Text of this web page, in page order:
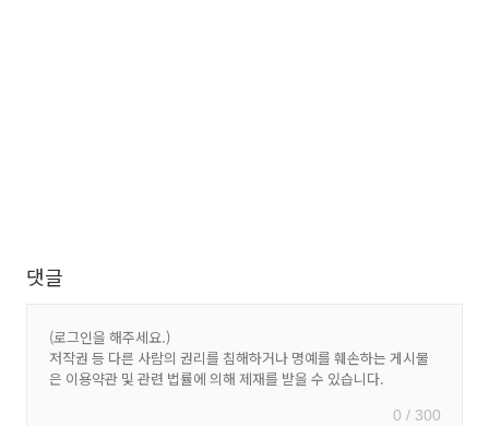
댓글
0 / 300